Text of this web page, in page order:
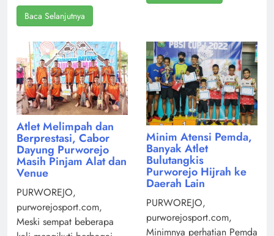
Baca Selanjutnya
Atlet Melimpah dan
Berprestasi, Cabor
Dayung Purworejo
Masih Pinjam Alat dan
Venue
PURWOREJO,
purworejosport.com,
Meski sempat beberapa
Minim Atensi Pemda,
Banyak Atlet
Bulutangkis
Purworejo Hijrah ke
Daerah Lain
PURWOREJO,
purworejosport.com,
Minimnya perhatian Pemda